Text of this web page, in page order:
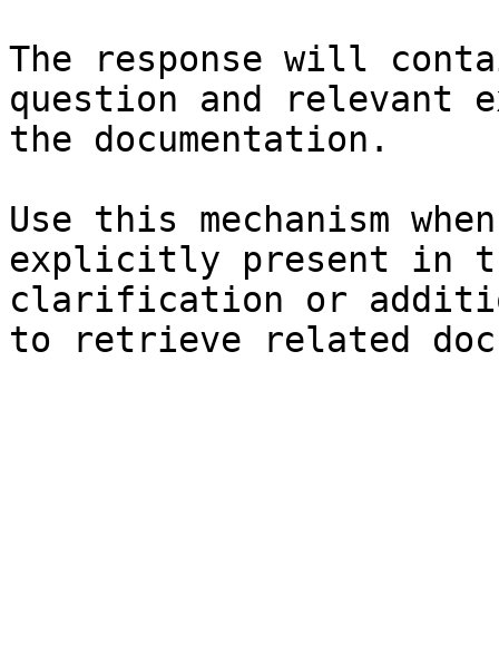
The response will
question and relevant
the documentation.
Use this mechanism
explicitly present in
clarification or